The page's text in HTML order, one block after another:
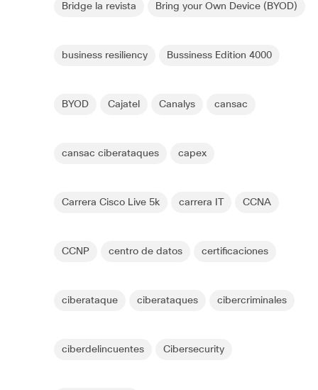
Bridge la revista Bring your Own Device (BYOD)
business resiliency Bussiness Edition 4000
BYOD Cajatel Canalys cansac
cansac ciberataques capex
Carrera Cisco Live 5k carrera IT CCNA
CCNP centro de datos certificaciones
ciberataque ciberataques cibercriminales
ciberdelincuentes Cibersecurity